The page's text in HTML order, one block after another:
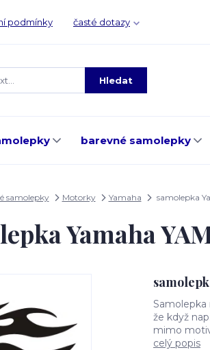
podmínky časté dotazy
Hledat
barevné samolepky
samolepky Motorky Yamaha samolepka
Yamaha
Samolepka
že když
mimo
celý popis